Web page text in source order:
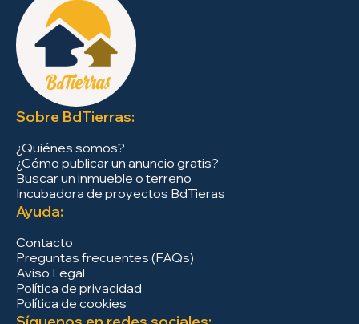
Sobre BdTierras:
¿Quiénes somos?
¿Cómo publicar un anuncio gratis?
Buscar un inmueble o terreno
Incubadora de proyectos BdTieras
Ayuda:
Contacto
Preguntas frecuentes (FAQs)
Aviso Legal
Política de privacidad
Política de cookies